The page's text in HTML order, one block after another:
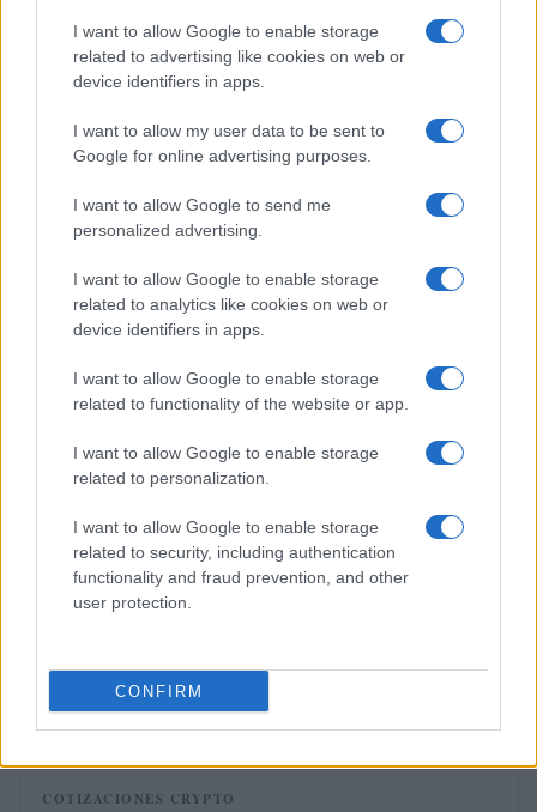
I want to allow Google to enable storage
related to advertising like cookies on web or
device identifiers in apps.
I want to allow my user data to be sent to
Google for online advertising purposes.
I want to allow Google to send me
personalized advertising.
I want to allow Google to enable storage
related to analytics like cookies on web or
device identifiers in apps.
I want to allow Google to enable storage
related to functionality of the website or app.
I want to allow Google to enable storage
related to personalization.
I want to allow Google to enable storage
related to security, including authentication
functionality and fraud prevention, and other
user protection.
CONFIRM
Edgar Gilberto Fabris Contreras capturado por fraude de 621
mil dólares en inversiones digitales
futuras
Diego Martín · 7 Ago 2026
COTIZACIONES CRYPTO